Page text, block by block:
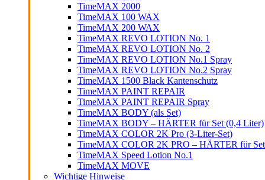
TimeMAX 2000
TimeMAX 100 WAX
TimeMAX 200 WAX
TimeMAX REVO LOTION No. 1
TimeMAX REVO LOTION No. 2
TimeMAX REVO LOTION No.1 Spray
TimeMAX REVO LOTION No.2 Spray
TimeMAX 1500 Black Kantenschutz
TimeMAX PAINT REPAIR
TimeMAX PAINT REPAIR Spray
TimeMAX BODY (als Set)
TimeMAX BODY – HÄRTER für Set (0,4 Liter)
TimeMAX COLOR 2K Pro (3-Liter-Set)
TimeMAX COLOR 2K PRO – HÄRTER für
TimeMAX Speed Lotion No.1
TimeMAX MOVE
Wichtige Hinweise